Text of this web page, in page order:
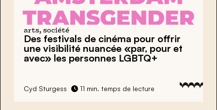
arts, société
Des festivals de cinéma pour offrir
une visibilité nuancée «par, pour et
avec» les personnes LGBTQ+
Cyd Sturgess 11 min. temps de lecture